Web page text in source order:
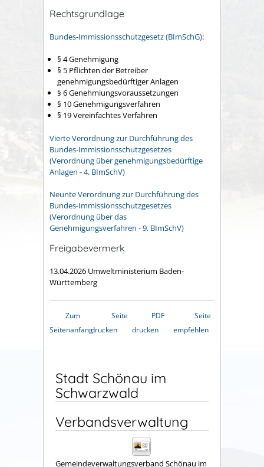
Rechtsgrundlage
Bundes-Immissionsschutzgesetz (BImSchG):
§ 4 Genehmigung
§ 5 Pflichten der Betreiber
genehmigungsbedürftiger Anlagen
§ 6 Genehmiungsvoraussetzungen
§ 10 Genehmigungsverfahren
§ 19 Vereinfachtes Verfahren
Vierte Verordnung zur Durchführung des
Bundes-Immissionsschutzgesetzes
(Verordnung über genehmigungsbedürftige
Anlagen - 4. BImSchV)
Neunte Verordnung zur Durchführung des
Bundes-Immissionsschutzgesetzes
(Verordnung über das
Genehmigungsverfahren - 9. BImSchV)
Freigabevermerk
13.04.2026 Umweltministerium Baden-
Württemberg
Zum
Seitenanfang
Seite
drucken
PDF
drucken
Seite
empfehlen
Stadt Schönau im
Schwarzwald
Verbandsverwaltung
Gemeindeverwaltungsverband Schönau im